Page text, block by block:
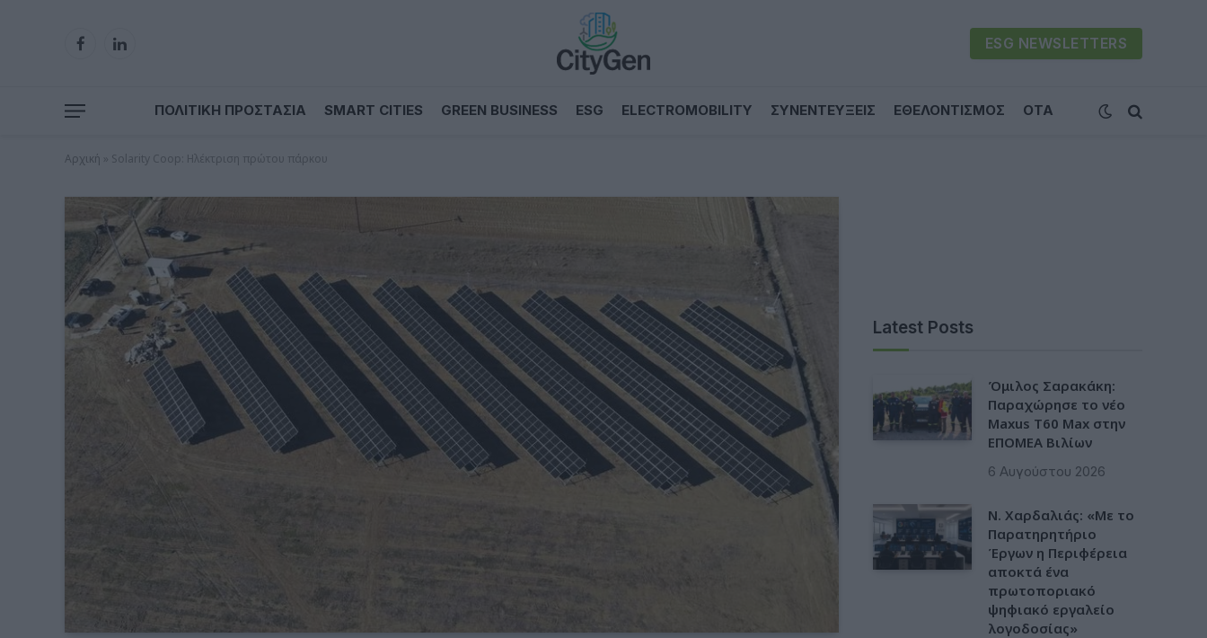
FacebookLinkedIn ESG NEWSLETTERS
ΠΟΛΙΤΙΚΗ ΠΡΟΣΤΑΣΙΑ SMART CITIES GREEN BUSINESS ESG ELECTROMOBILITY ΣΥΝΕΝΤΕΥΞΕΙΣ ΕΘΕΛΟΝΤΙΣΜΟΣ ΟΤΑ
Αρχική Solarity Coop: Ηλέκτριση πρώτου πάρκου
Latest Posts
Όμιλος Σαρακάκη:
Παραχώρησε το νέο
Maxus T60 Max στην
ΕΠΟΜΕΑ Βιλίων
6 Αυγούστου 2026
Ν. Χαρδαλιάς: «Με το
Παρατηρητήριο
Έργων η Περιφέρεια
αποκτά ένα
πρωτοποριακό
ψηφιακό εργαλείο
λογοδοσίας»